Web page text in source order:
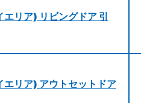
リア) リビングドア 引
リア) アウトセットドア